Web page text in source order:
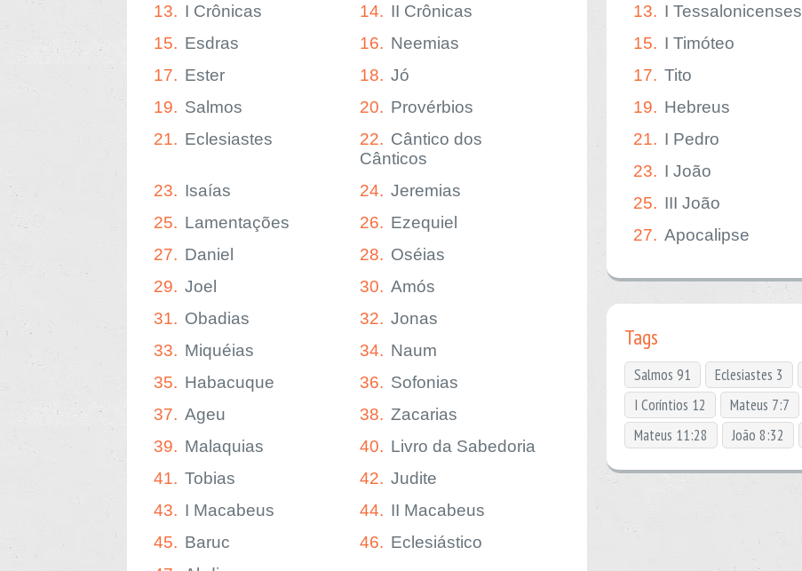
13. I Crônicas 14. II Crônicas
15. Esdras 16. Neemias
17. Ester 18. Jó
19. Salmos 20. Provérbios
21. Eclesiastes 22. Cântico dos
Cânticos
23. Isaías 24. Jeremias
25. Lamentações 26. Ezequiel
27. Daniel 28. Oséias
29. Joel 30. Amós
31. Obadias 32. Jonas
33. Miquéias 34. Naum
35. Habacuque 36. Sofonias
37. Ageu 38. Zacarias
39. Malaquias 40. Livro da Sabedoria
41. Tobias 42. Judite
43. I Macabeus 44. II Macabeus
45. Baruc 46. Eclesiástico
13. I Tessalonicenses
15. I Timóteo
17. Tito
19. Hebreus
21. I Pedro
23. I João
25. III João
27. Apocalipse
Tags
Salmos 91 Eclesiastes 3
I Coríntios 12
Mateus 7:7
Mateus 11:28
João 8:32